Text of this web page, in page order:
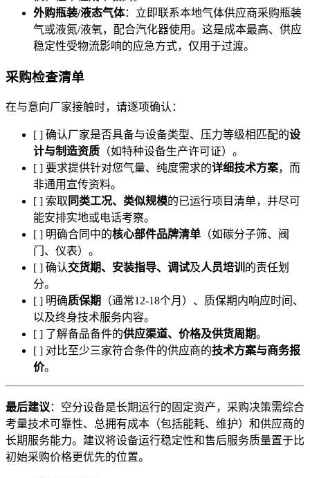
外购瓶装/液态气体：立即联系本地气体供应商采购瓶装
气或液氮/液氧，配合汽化器使用。这是成本最高、供应
稳定性受物流影响的应急方式，仅用于过渡。
采购检查清单
在与意向厂家接触时，请逐项确认：
[ ] 确认厂家是否具备与设备类型、压力等级相匹配的设
计与制造资质 （如特种设备生产许可证）。
[ ] 要求提供针对您气量、纯度需求的详细技术方案，而
非通用宣传资料。
[ ] 索取 同类工况、类似规模的已运行项目清单，并尽可
能安排实地或电话考察。
[ ] 明确合同中的核心部件品牌清单 （如碳分子筛、阀
门、仪表）。
[ ] 确认交货期、安装指导、调试及人员培训 的责任划
分。
[ ] 明确质保期
（通常12-18个月）、质保期内响应时间、
以及终身技术服务内容。
[ ] 了解备品备件的供应渠道、价格及供货周期。
[ ] 对比至少三家符合条件的供应商的技术方案与商务报
价。
最后建议：空分设备是长期运行的固定资产，采购决策需综合
考量技术可靠性、总拥有成本（包括能耗、维护）和供应商的
长期服务能力。建议将设备运行稳定性和售后服务质量置于比
初始采购价格更优先的位置。